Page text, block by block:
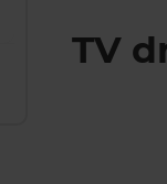
TV